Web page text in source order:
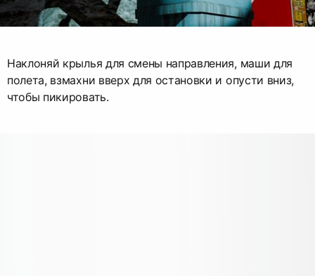
Наклоняй крылья для смены направления, маши для
полета, взмахни вверх для остановки и опусти вниз,
чтобы пикировать.